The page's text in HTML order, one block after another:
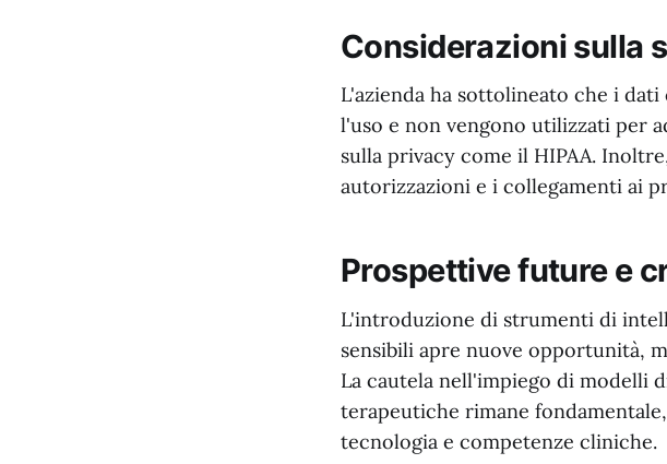
Considerazioni sulla
L'azienda ha sottolineato che i
l'uso e non vengono utilizzati per
sulla privacy come il HIPAA.
autorizzazioni e i collegamenti ai
Prospettive future e
L'introduzione di strumenti di
sensibili apre nuove opportunità,
La cautela nell'impiego di modelli
terapeutiche rimane
tecnologia e competenze cliniche.